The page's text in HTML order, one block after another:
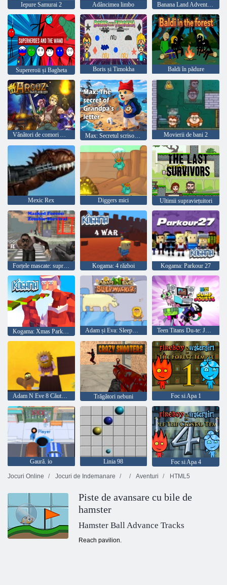
Iepure Samurai 2 Adâncimea limbo Banana Land Adventure
Supereroii și Bagheta Boris și Timokha Baldi în pădure
Vânători de comori Arcuz Max: Secretul scrisorii bunicului Movierii de bani 2
Mexic Rex Diggers mici Ultimii supraviețuitori
Forțele mascate: supraviețuirea zombie Kogama: 4 război Kogama: Parkour 27
Adam și Eva: Sleepwalker Teen Titans Du-te: Jump Jump
Adam N Eve 8 Căutarea dragostei Trăgători nebuni Foc si Apa 1
Gaură. io Linia 98
Foc si Apa 4
Jocuri Online
Jocuri de Indemanare Aventuri HTML5
Piste de avansare cu bile de
hamster
Hamster Ball Advance Tracks
Reach pavilion.